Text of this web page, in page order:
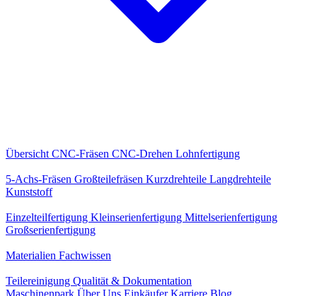
Übersicht CNC-Fräsen CNC-Drehen Lohnfertigung
5-Achs-Fräsen Großteilefräsen Kurzdrehteile Langdrehteile
Kunststoff
Einzelteilfertigung Kleinserienfertigung Mittelserienfertigung
Großserienfertigung
Materialien Fachwissen
Teilereinigung Qualität & Dokumentation
Maschinenpark Über Uns EinkäuferKarriere Blog